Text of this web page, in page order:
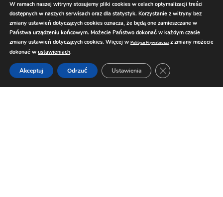
W ramach naszej witryny stosujemy pliki cookies w celach optymalizacji treści
dostępnych w naszych serwisach oraz dla statystyk. Korzystanie z witryny bez
zmiany ustawień dotyczących cookies oznacza, że będą one zamieszczane w
Państwa urządzeniu końcowym. Możecie Państwo dokonać w każdym czasie
zmiany ustawień dotyczących cookies. Więcej w Polityce Prywatności z zmiany możecie
dokonać w ustawieniach.
Akceptuj Odrzuć Ustawienia Zamknij panel